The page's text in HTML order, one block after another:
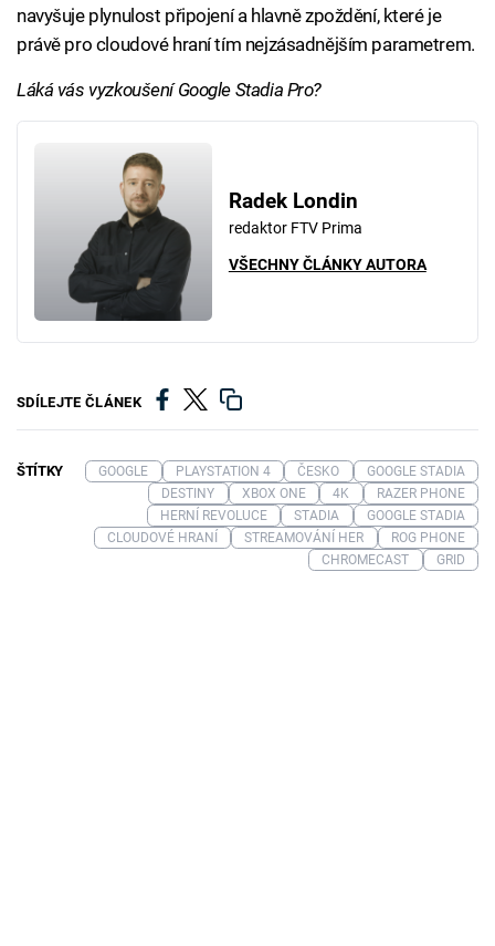
navyšuje plynulost připojení a hlavně zpoždění, které je
právě pro cloudové hraní tím nejzásadnějším parametrem.
Láká vás vyzkoušení Google Stadia Pro?
Radek Londin
redaktor FTV Prima
VŠECHNY ČLÁNKY AUTORA
SDÍLEJTE ČLÁNEK
ŠTÍTKY GOOGLE PLAYSTATION 4 ČESKO
GOOGLE STADIA
DESTINY
XBOX ONE 4K
RAZER PHONE
HERNÍ REVOLUCE
STADIA
GOOGLE STADIA
CLOUDOVÉ HRANÍ
STREAMOVÁNÍ HER
ROG PHONE
CHROMECAST
GRID